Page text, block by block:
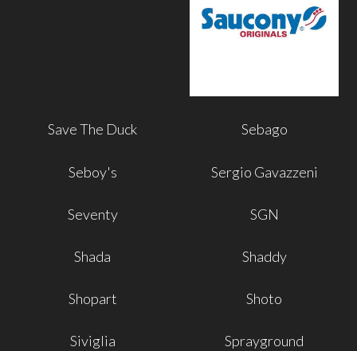
Save The Duck Sebago
Seboy's Sergio Gavazzeni
Seventy SGN
Shada Shaddy
Shopart Shoto
Siviglia Sprayground